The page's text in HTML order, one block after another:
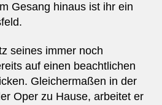
Gesang hinaus ist ihr ein
seines immer noch
auf einen beachtlichen
Gleichermaßen in der
Oper zu Hause, arbeitet er